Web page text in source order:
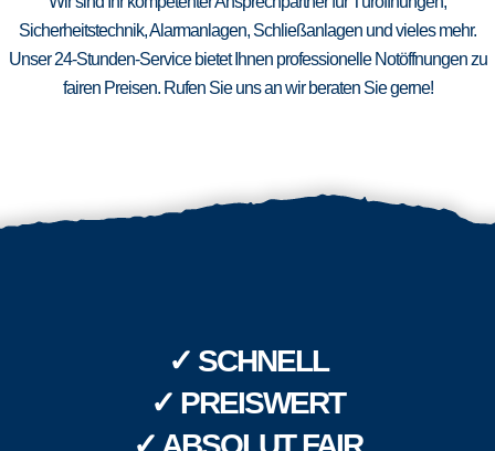
Sicherheitstechnik, Alarmanlagen, Schließanlagen und vieles mehr.
Unser 24-Stunden-Service bietet Ihnen professionelle Notöffnungen zu
fairen Preisen. Rufen Sie uns an wir beraten Sie gerne!
✓ SCHNELL
✓ PREISWERT